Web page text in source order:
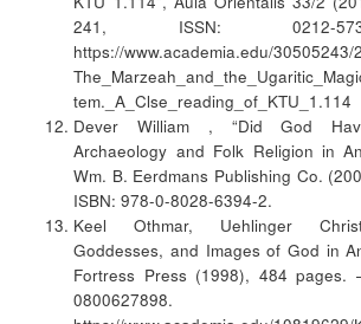
241, ISSN: 0212-
https://www.academia.edu/30505243/
tem._A_Clse_reading_of_KTU_1.114
Dever William , “Did God
Archaeology and Folk Religion in
Wm. B. Eerdmans Publishing Co.
ISBN: 978-0-8028-6394-2.
Keel Othmar, Uehlinger
Goddesses, and Images of God in
Fortress Press (1998), 484 pages.